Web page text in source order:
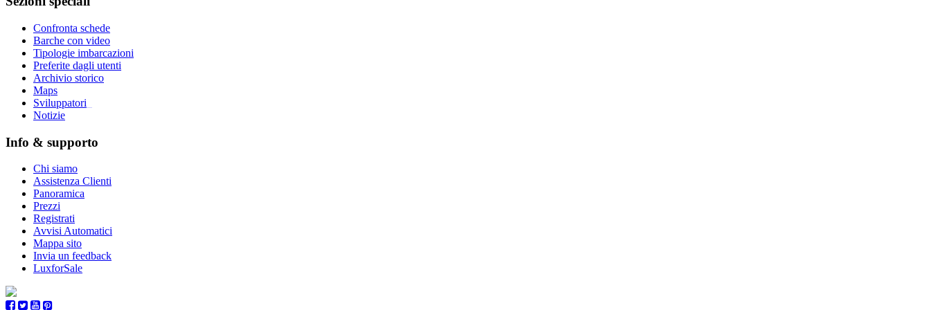
Confronta schede
Barche con video
Tipologie imbarcazioni
Preferite dagli utenti
Archivio storico
Maps
Sviluppatori
Notizie
Info & supporto
Chi siamo
Assistenza Clienti
Panoramica
Prezzi
Registrati
Avvisi Automatici
Mappa sito
Invia un feedback
LuxforSale